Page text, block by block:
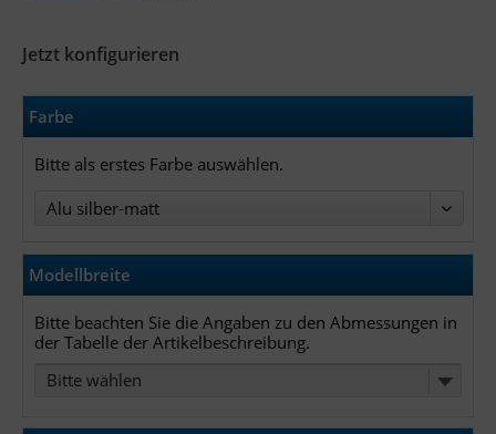
Jetzt konfigurieren
Farbe
Bitte als erstes Farbe auswählen.
Modellbreite
Bitte beachten Sie die Angaben zu den Abmessungen in
der Tabelle der Artikelbeschreibung.
Bitte wählen